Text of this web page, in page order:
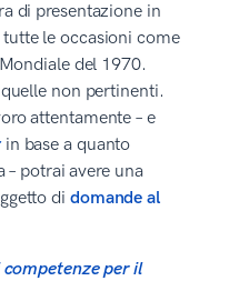
di presentazione in
le occasioni come
del 1970.
non pertinenti.
attentamente – e
in base a quanto
– potrai avere una
di domande al
competenze per il